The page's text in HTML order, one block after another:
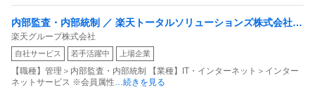
内部監査・内部統制 ／ 楽天トータルソリューションズ株式会社
戦略事業コンプライアンス支援部 業務統制支援課：ショップコン
プライアンス推進担当（SBCSD）
楽天グループ株式会社
自社サービス 若手活躍中 上場企業
【職種】管理＞内部監査・内部統制 【業種】IT・インターネット＞インター
ネットサービス ※会員属性 …続きを見る